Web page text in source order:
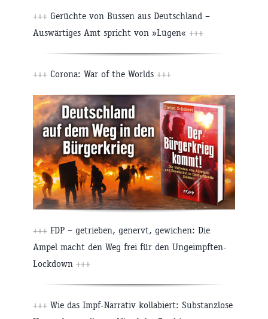
+++ Gerüchte von Bussen aus Deutschland –
Auswärtiges Amt spricht von »Lügen« +++
+++ Corona: War of the Worlds +++
+++ FDP – getrieben, genervt, gewichen: Die
Ampel macht den Weg frei für den Ungeimpften-
Lockdown +++
+++ Wie das Impf-Narrativ kollabiert: Substanzlose